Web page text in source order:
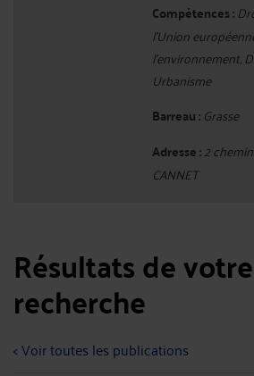
Compétences :
l'Union
l'environnement,
Urbanisme
Barreau : Grasse
Adresse :2
CANNET
Résultats de votre
recherche
< Voir toutes les publications